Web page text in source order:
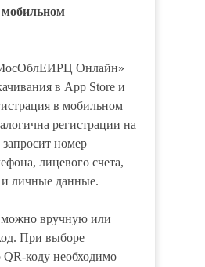
мобильном
Онлайн»
в App Store и
в мобильном
регистрации на
запросит номер
лицевого счета,
личные данные.
вручную или
При выборе
QR-коду необходимо